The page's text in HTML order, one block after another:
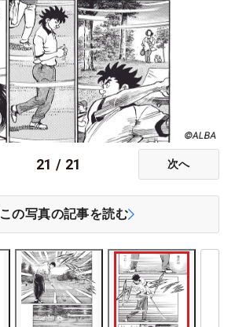
21 / 21 次へ
この写真の記事を読む